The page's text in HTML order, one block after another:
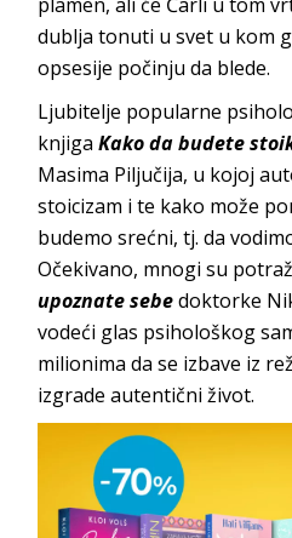
dublja tonuti u svet u kom
opsesije počinju da blede.
Ljubitelje popularne
knjigaKako da budete
Masima Piljučija, u kojoj
stoicizam i te kako može
budemo srećni, tj. da
Očekivano, mnogi su
upoznate sebedoktorke
vodeći glas psihološkog
milionima da se izbave iz
izgrade autentični život.